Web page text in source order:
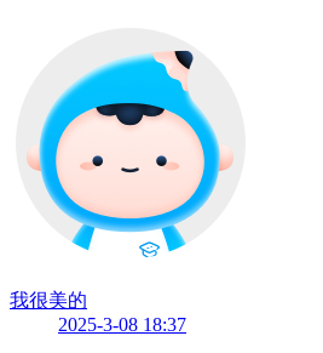
我很美的
2025-3-08 18:37